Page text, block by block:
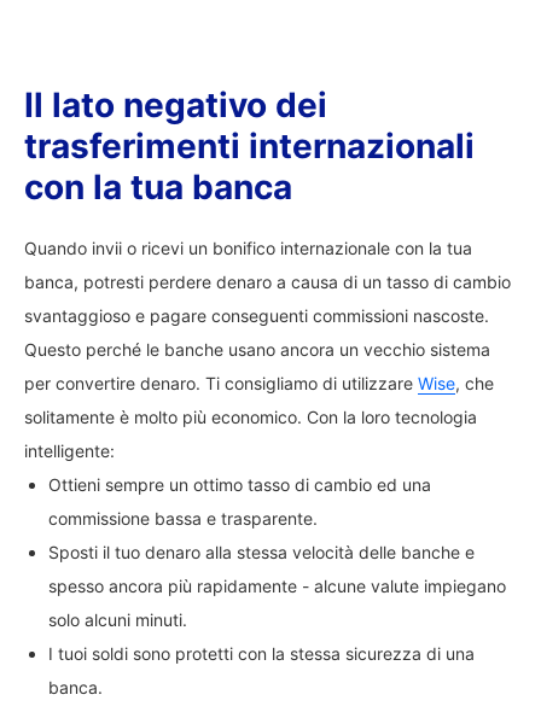
Il lato negativo dei
trasferimenti internazionali
con la tua banca
Quando invii o ricevi un bonifico internazionale con la tua
banca, potresti perdere denaro a causa di un tasso di cambio
svantaggioso e pagare conseguenti commissioni nascoste.
Questo perché le banche usano ancora un vecchio sistema
per convertire denaro. Ti consigliamo di utilizzare Wise, che
solitamente è molto più economico. Con la loro tecnologia
intelligente:
Ottieni sempre un ottimo tasso di cambio ed una
commissione bassa e trasparente.
Sposti il tuo denaro alla stessa velocità delle banche e
spesso ancora più rapidamente - alcune valute impiegano
solo alcuni minuti.
I tuoi soldi sono protetti con la stessa sicurezza di una
banca.